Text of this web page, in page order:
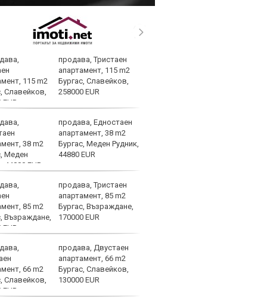
продава, Тристаен
апартамент, 115 m2
Бургас, Славейков,
258000 EUR
продава, Едностаен
апартамент, 38 m2
Бургас, Меден Рудник,
44880 EUR
продава, Тристаен
апартамент, 85 m2
Бургас, Възраждане,
170000 EUR
продава, Двустаен
апартамент, 66 m2
Бургас, Славейков,
130000 EUR